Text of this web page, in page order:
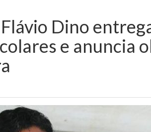
Dino
e anuncia